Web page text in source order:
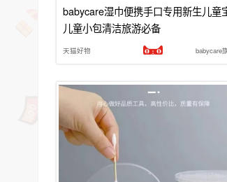
babycare湿巾便携手口专用新生儿童
儿童小包清洁旅游必备
天猫好物 babycare